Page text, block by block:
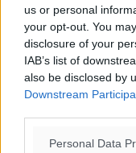
us or personal
your opt-out. You
disclosure of your
IAB’s list of
also be disclosed by
Downstream
Personal Data
υποβολή του
Όνοματεπώνυμο
Φύλαξε τα